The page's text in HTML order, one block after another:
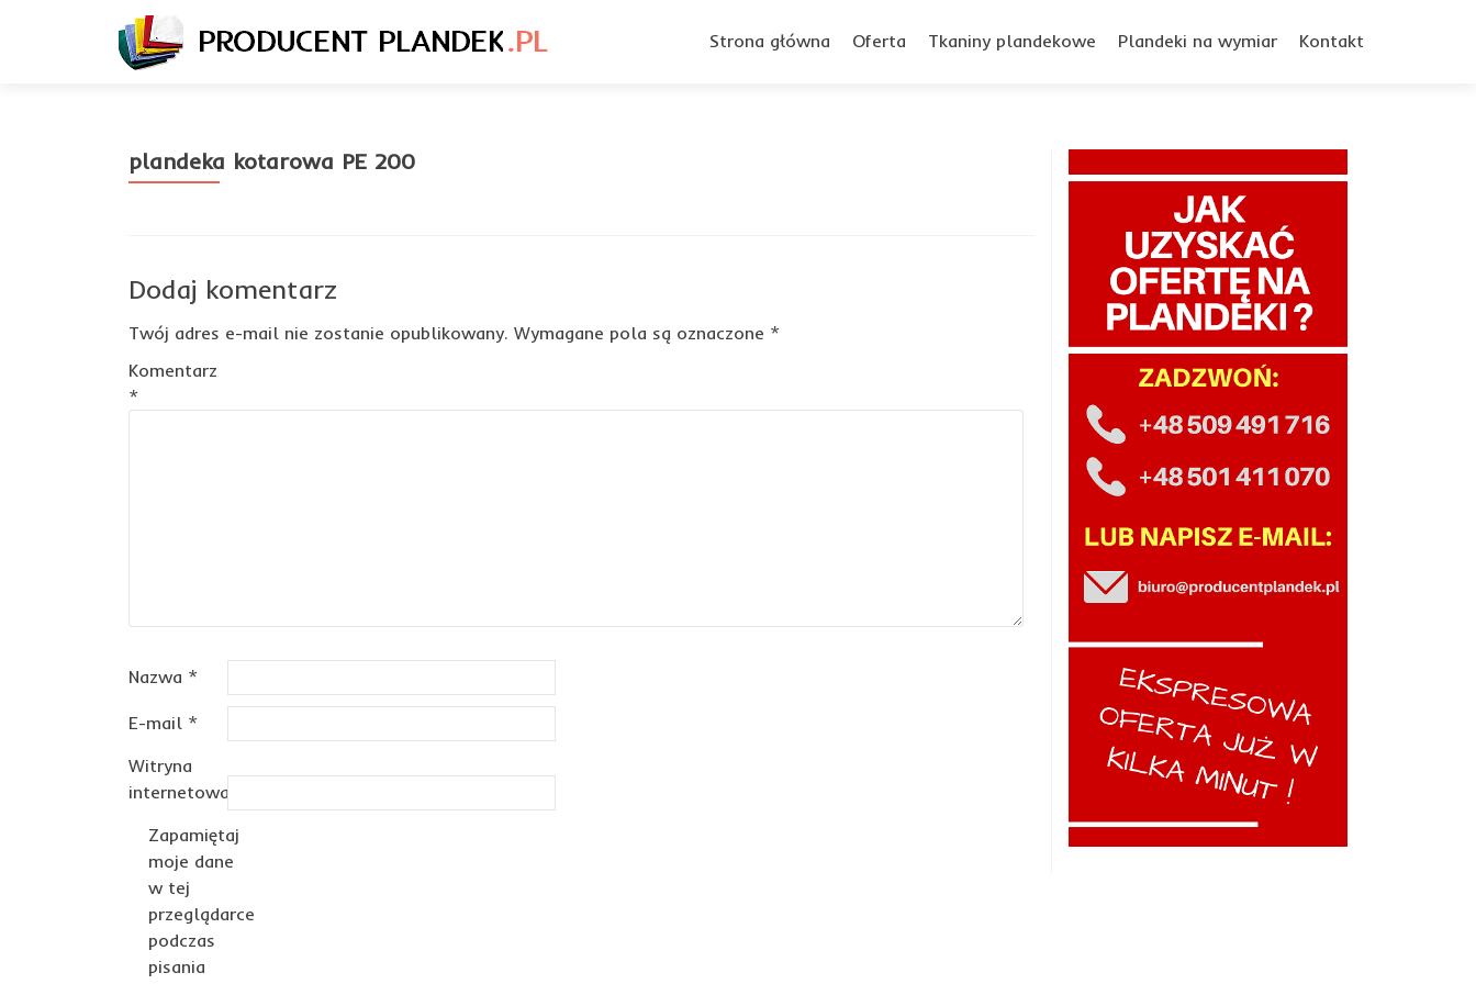
do
Strona główna Oferta Tkaniny plandekowe Plandeki na wymiar Kontakt
plandeka kotarowa PE 200
Dodaj komentarz
Twój adres e-mail nie zostanie opublikowany. Wymagane pola są oznaczone *
Komentarz
*
Nazwa *
E-mail *
Witryna
internetowa
Zapamiętaj
moje dane
w tej
przeglądarce
podczas
pisania